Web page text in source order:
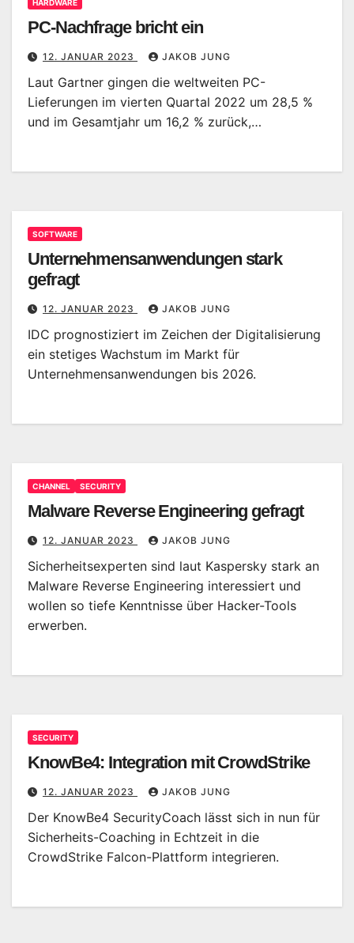
HARDWARE
PC-Nachfrage bricht ein
12. JANUAR 2023 JAKOB JUNG
Laut Gartner gingen die weltweiten PC-
Lieferungen im vierten Quartal 2022 um 28,5 %
und im Gesamtjahr um 16,2 % zurück,…
SOFTWARE
Unternehmensanwendungen stark
gefragt
12. JANUAR 2023 JAKOB JUNG
IDC prognostiziert im Zeichen der Digitalisierung
ein stetiges Wachstum im Markt für
Unternehmensanwendungen bis 2026.
CHANNEL SECURITY
Malware Reverse Engineering gefragt
12. JANUAR 2023 JAKOB JUNG
Sicherheitsexperten sind laut Kaspersky stark an
Malware Reverse Engineering interessiert und
wollen so tiefe Kenntnisse über Hacker-Tools
erwerben.
SECURITY
KnowBe4: Integration mit CrowdStrike
12. JANUAR 2023 JAKOB JUNG
Der KnowBe4 SecurityCoach lässt sich in nun für
Sicherheits-Coaching in Echtzeit in die
CrowdStrike Falcon-Plattform integrieren.